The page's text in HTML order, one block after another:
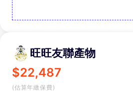
旺旺友聯產物
$22,487
(估算年繳保費)